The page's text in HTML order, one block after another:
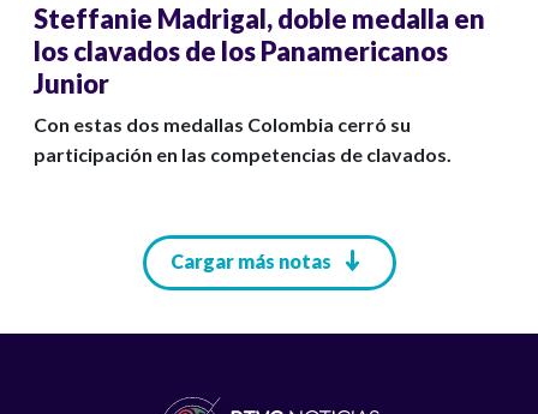
Steffanie Madrigal, doble medalla en
los clavados de los Panamericanos
Junior
Con estas dos medallas Colombia cerró su
participación en las competencias de clavados.
Cargar más notas